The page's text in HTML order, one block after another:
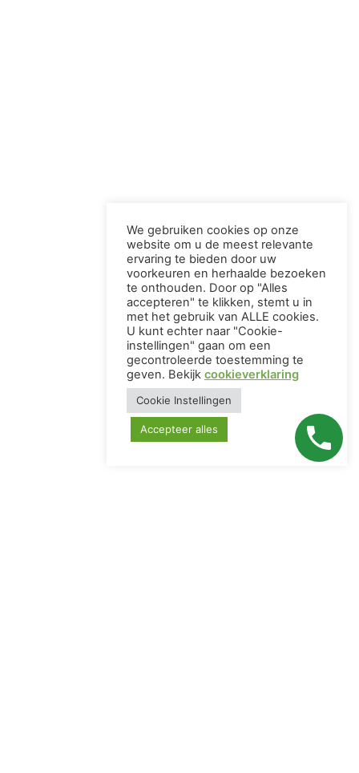
We gebruiken cookies op onze
website om u de meest relevante
ervaring te bieden door uw
voorkeuren en herhaalde bezoeken
te onthouden. Door op "Alles
accepteren" te klikken, stemt u in
met het gebruik van ALLE cookies.
U kunt echter naar "Cookie-
instellingen" gaan om een ​​
gecontroleerde toestemming te
geven. Bekijk cookieverklaring
Cookie Instellingen
Accepteer alles